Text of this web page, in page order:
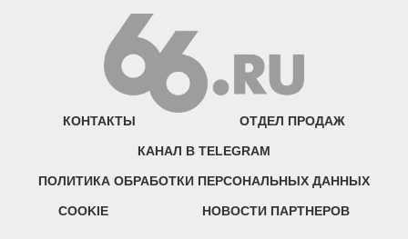
КОНТАКТЫ ОТДЕЛ ПРОДАЖ
КАНАЛ В TELEGRAM
ПОЛИТИКА ОБРАБОТКИ ПЕРСОНАЛЬНЫХ ДАННЫХ
COOKIE НОВОСТИ ПАРТНЕРОВ